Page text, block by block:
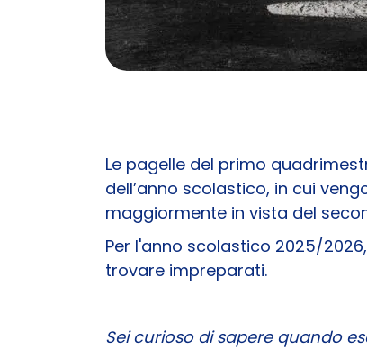
Le pagelle del primo
dell’anno scolastico, in cui
maggiormente in vista del
Per l'anno scolastico 2025/
trovare impreparati.
Sei curioso di sapere quando